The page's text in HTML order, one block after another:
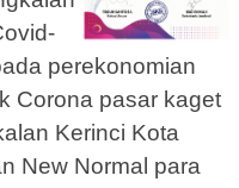
perekonomian
Corona pasar kaget
Kerinci Kota
New Normal para